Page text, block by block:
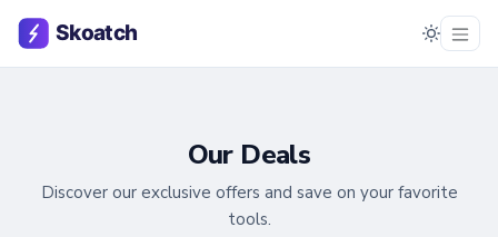
Our Deals
Discover our exclusive offers and save on your favorite
tools.